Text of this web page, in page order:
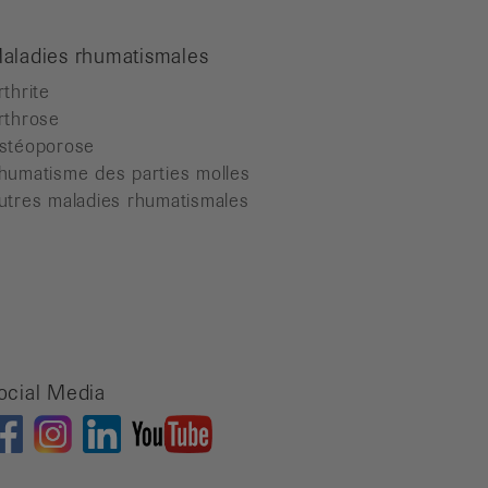
rhumatismales
des parties molles
maladies rhumatismales
Media